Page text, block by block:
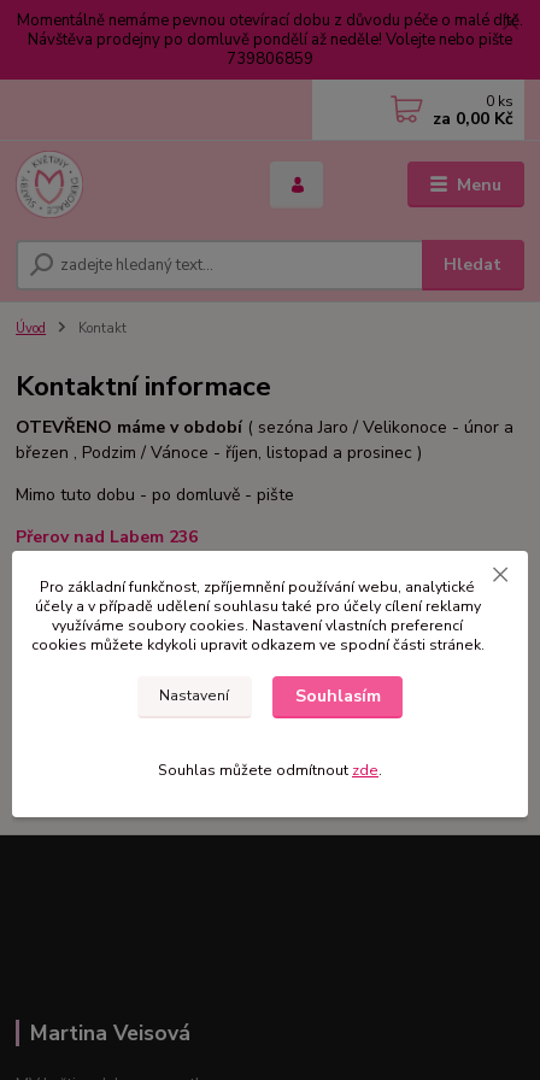
Momentálně nemáme pevnou otevírací dobu z důvodu péče o malé dítě.
Návštěva prodejny po domluvě pondělí až neděle! Volejte nebo pište
739806859
Menu
Hledat
0 ks
za 0,00 Kč
Úvod Kontakt
Kontaktní informace
OTEVŘENO máme v období ( sezóna Jaro / Velikonoce - únor a
březen , Podzim / Vánoce - říjen, listopad a prosinec )
Mimo tuto dobu - po domluvě - pište
Přerov nad Labem 236
28916 Přerov nad Labem
okres Nymburk /Středočeský kraj
Martina Veisová
Pro základní funkčnost, zpříjemnění používání webu, analytické
účely a v případě udělení souhlasu také pro účely cílení reklamy
využíváme soubory cookies. Nastavení vlastních preferencí
cookies můžete kdykoli upravit odkazem ve spodní části stránek.
Nastavení Souhlasím
Souhlas můžete odmítnout zde.